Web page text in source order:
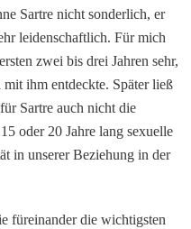
Sartre nicht sonderlich, er
leiden­schaftlich. Für mich
zwei bis drei Jahren sehr,
ihm entdeck­te. Später ließ
Sartre auch nicht die
oder 20 Jahre lang sexuelle
in unserer Beziehung in der
füreinander die wich­tigsten